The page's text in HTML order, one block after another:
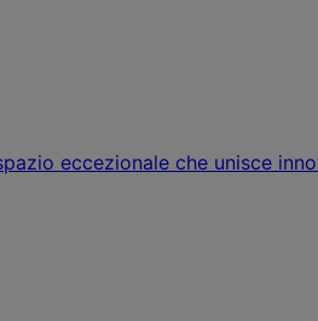
eccezionale che unisce